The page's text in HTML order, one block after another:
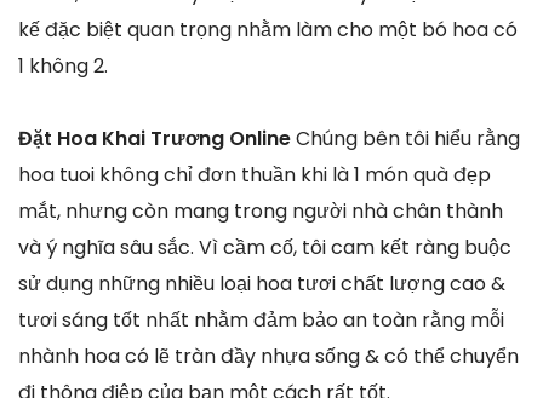
kế đặc biệt quan trọng nhằm làm cho một bó hoa có
1 không 2.
Đặt Hoa Khai Trương OnlineChúng bên tôi hiểu rằng
hoa tuoi không chỉ đơn thuần khi là 1 món quà đẹp
mắt, nhưng còn mang trong người nhà chân thành
và ý nghĩa sâu sắc. Vì cầm cố, tôi cam kết ràng buộc
sử dụng những nhiều loại hoa tươi chất lượng cao &
tươi sáng tốt nhất nhằm đảm bảo an toàn rằng mỗi
nhành hoa có lẽ tràn đầy nhựa sống & có thể chuyển